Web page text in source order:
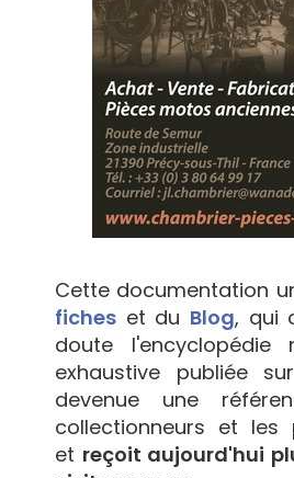
Cette documentation
fiches et du Blog, qui
doute
exhaustive publiée
devenue une
collectionneurs et les
et reçoit aujourd'hui